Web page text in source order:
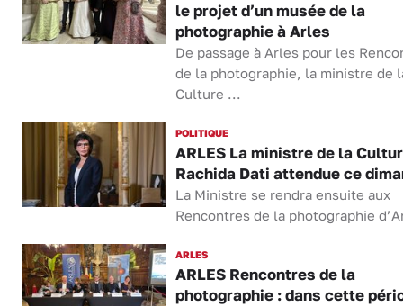
le projet d’un musée de la
photographie à Arles
De passage à Arles pour les
de la photographie, la ministre de
Culture ...
POLITIQUE
ARLES La ministre de la
Rachida Dati attendue ce
La Ministre se rendra ensuite aux
Rencontres de la photographie
ARLES
ARLES Rencontres de la
photographie : dans cette